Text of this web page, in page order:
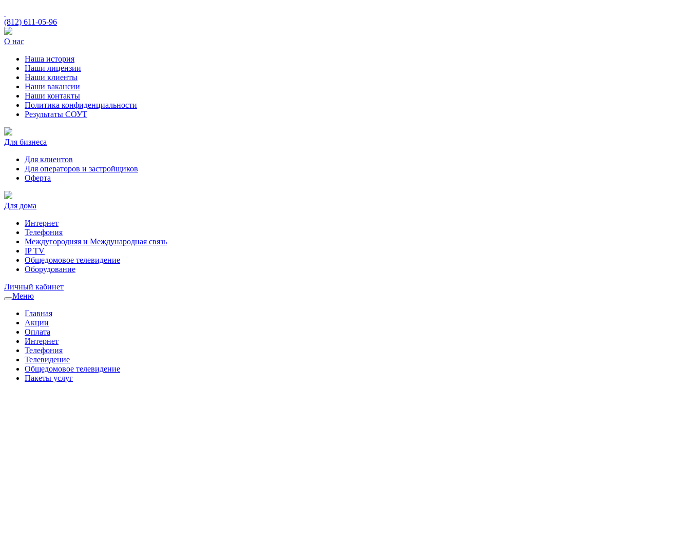
(812) 611-05-96
О нас
Наша история
Наши лицензии
Наши клиенты
Наши вакансии
Наши контакты
Политика конфиденциальности
Результаты СОУТ
Для бизнеса
Для клиентов
Для операторов и застройщиков
Оферта
Для дома
Интернет
Телефония
Междугородняя и Международная связь
IP TV
Общедомовое телевидение
Оборудование
Личный кабинет
Меню
Главная
Акции
Оплата
Интернет
Телефония
Телевидение
Общедомовое телевидение
Пакеты услуг